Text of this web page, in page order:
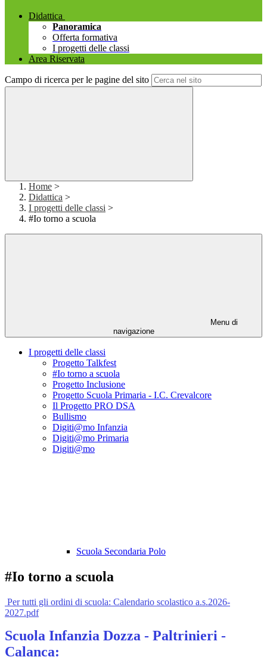
Didattica
Panoramica
Offerta formativa
I progetti delle classi
Area Riservata
Campo di ricerca per le pagine del sito
Home >
Didattica >
I progetti delle classi >
#Io torno a scuola
Menu di
navigazione
I progetti delle classi
Progetto Talkfest
#Io torno a scuola
Progetto Inclusione
Progetto Scuola Primaria - I.C. Crevalcore
Il Progetto PRO DSA
Bullismo
Digiti@mo Infanzia
Digiti@mo Primaria
Digiti@mo
Scuola Secondaria Polo
#Io torno a scuola
Per tutti gli ordini di scuola: Calendario scolastico a.s.2026-
2027.pdf
Scuola Infanzia Dozza - Paltrinieri -
Calanca: